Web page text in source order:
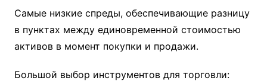
Самые низкие спреды, обеспечивающие разницу
в пунктах между единовременной стоимостью
активов в момент покупки и продажи.
Большой выбор инструментов для торговли: